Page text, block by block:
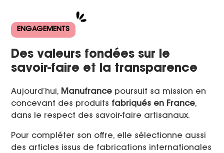
ENGAGEMENTS
Des valeurs fondées sur le
savoir-faire et la transparence
Aujourd’hui, Manufrance poursuit sa mission en
concevant des produits fabriqués en France,
dans le respect des savoir-faire artisanaux.
Pour compléter son offre, elle sélectionne aussi
des articles issus de fabrications internationales